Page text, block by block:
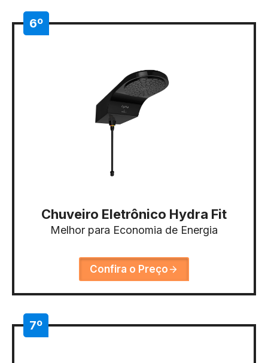
6º
Chuveiro Eletrônico Hydra Fit
Melhor para Economia de Energia
Confira o Preço
7º